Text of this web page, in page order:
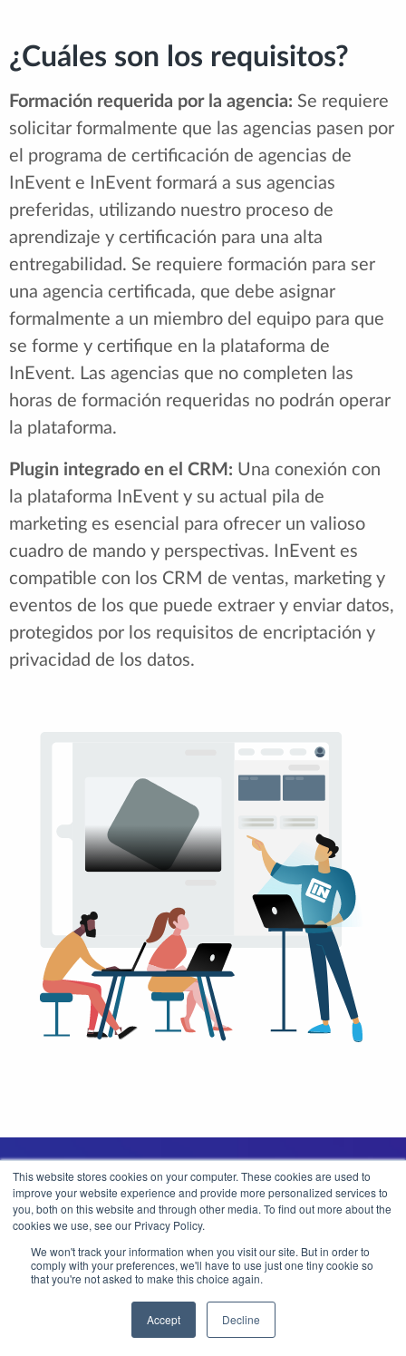
This website stores cookies on your computer. These cookies are used to
improve your website experience and provide more personalized services to
you, both on this website and through other media. To find out more about the
cookies we use, see our Privacy Policy.
We won't track your information when you visit our site. But in order to
comply with your preferences, we'll have to use just one tiny cookie so
that you're not asked to make this choice again.
Accept Decline
¿Cuáles son los requisitos?
Formación requerida por la agencia: Se requiere
solicitar formalmente que las agencias pasen por
el programa de certificación de agencias de
InEvent e InEvent formará a sus agencias
preferidas, utilizando nuestro proceso de
aprendizaje y certificación para una alta
entregabilidad. Se requiere formación para ser
una agencia certificada, que debe asignar
formalmente a un miembro del equipo para que
se forme y certifique en la plataforma de
InEvent. Las agencias que no completen las
horas de formación requeridas no podrán operar
la plataforma.
Plugin integrado en el CRM: Una conexión con
la plataforma InEvent y su actual pila de
marketing es esencial para ofrecer un valioso
cuadro de mando y perspectivas. InEvent es
compatible con los CRM de ventas, marketing y
eventos de los que puede extraer y enviar datos,
protegidos por los requisitos de encriptación y
privacidad de los datos.
Plan de aplicación
implementación global de la empresa en todo el mundo.